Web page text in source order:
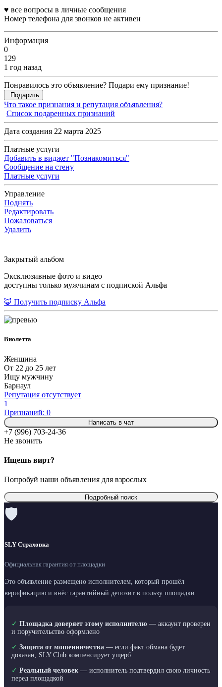
♥️ все вопросы в личные сообщения
Номер телефона для звонков не активен
Информация
0
129
1 год назад
Понравилось это объявление? Подари ему признание!
Подарить
Что такое признания и репутация объявления?
Список подаренных признаний
Дата создания 22 марта 2025
Платные услуги
Добавить в виджет "Познакомиться"
Сообщение на стену
Платные услуги
Управление
Поднять
Редактировать
Пожаловаться
Удалить
Закрытый альбом
Эксклюзивные фото и видео
доступны только мужчинам с подпиской Альфа
🦊 Получить подписку Альфа
Виолетта
Женщина
От 22 до 25 лет
Ищу мужчину
Барнаул
Репутация отсутствует
1
Признаний: 0
Написать в чат
+7 (996) 703-24-36
Не звонить
Ищешь вирт?
Попробуй наши объявления для взрослых
Подробный поиск
🛡
SLY Страховка
Официальная гарантия от площадки
Это объявление размещено исполнителем, который прошёл
верификацию и внёс гарантийный депозит в пользу площадки.
✓ Площадка доверяет этому исполнителю — аккаунт проверен
и поручительство оформлено
✓ Защита от мошенничества — если факт обмана будет
доказан, SLY Club компенсирует ущерб
✓ Реальный человек — исполнитель подтвердил свою личность
перед площадкой